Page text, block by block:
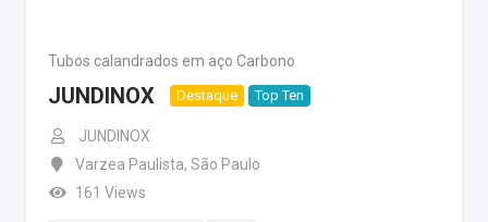
Tubos calandrados em aço Carbono
JUNDINOX Destaque Top Ten
JUNDINOX
Varzea Paulista, São Paulo
161 Views